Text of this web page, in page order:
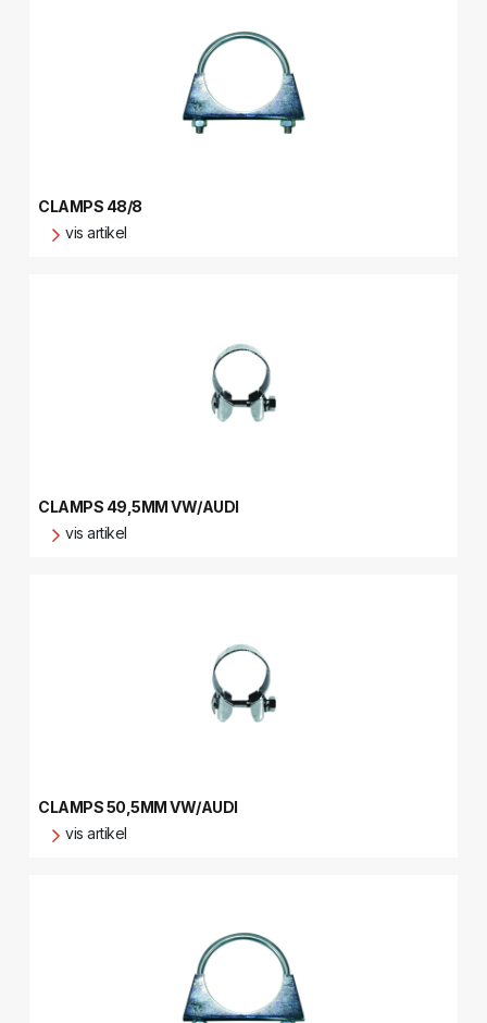
CLAMPS 48/8
vis artikel
CLAMPS 49,5MM VW/AUDI
vis artikel
CLAMPS 50,5MM VW/AUDI
vis artikel